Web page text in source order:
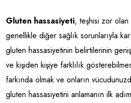
Gluten hassasiyeti, teşhisi zor
genellikle diğer sağlık sorunlarıyla
gluten hassasiyetinin belirtilerinin
ve kişiden kişiye farklılık
farkında olmak ve onların
gluten hassasiyetini anlamanın ilk